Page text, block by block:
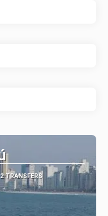
2 TRANSFERS